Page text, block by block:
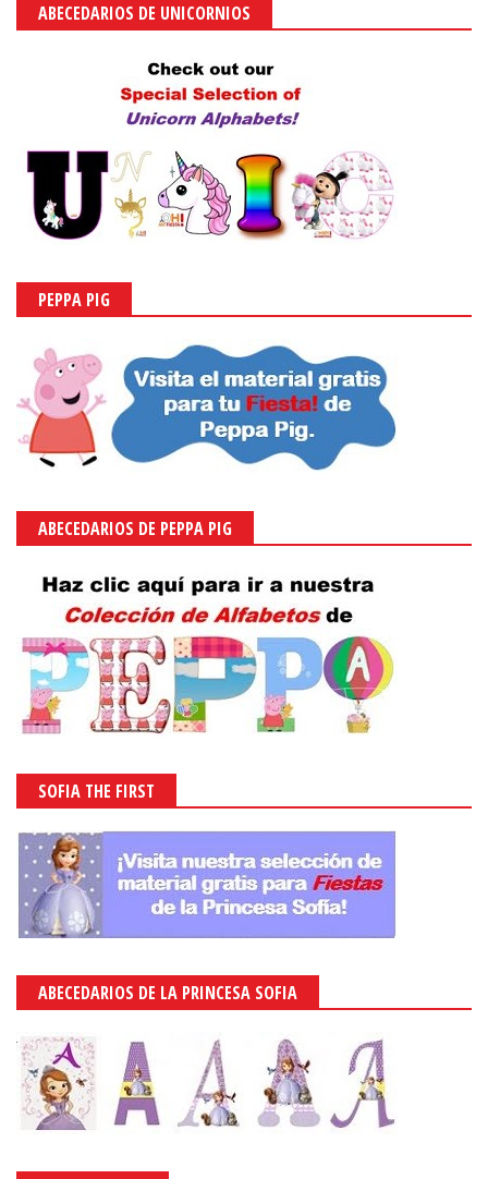
ABECEDARIOS DE UNICORNIOS
PEPPA PIG
ABECEDARIOS DE PEPPA PIG
SOFIA THE FIRST
ABECEDARIOS DE LA PRINCESA SOFIA